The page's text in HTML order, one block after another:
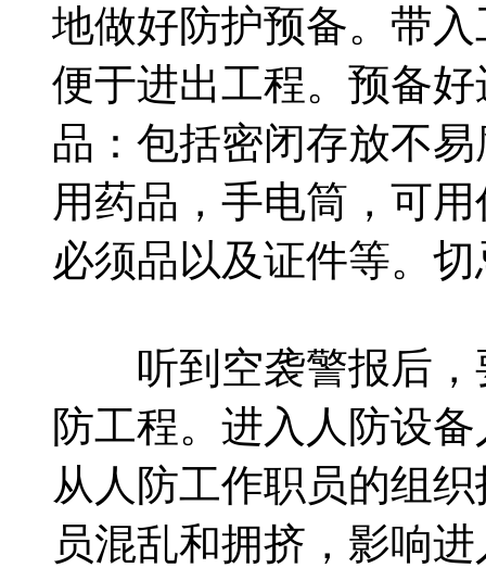
地做好防护预备。带
便于进出工程。预备
品：包括密闭存放不
用药品，手电筒，可
必须品以及证件等。
听到空袭警报后，
防工程。进入人防设
从人防工作职员的组
员混乱和拥挤，影响